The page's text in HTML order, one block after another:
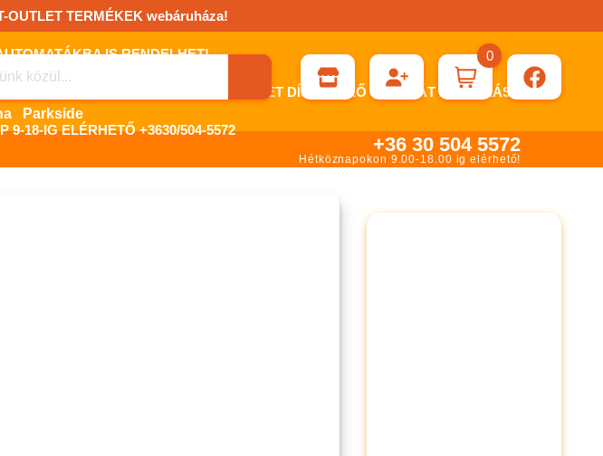
TERMÉKEK webáruháza!
IS RENDELHET!
SZÜKSÉG ESETÉN KÉRHET DÍJBEKÉRŐ SZÁMLÁT ÁTUTALÁSHOZ.
9-18-IG ELÉRHETŐ +3630/504-5572
Parkside
0
+36 30 504 5572
Hétköznapokon 9.00-18.00 ig elérhető!